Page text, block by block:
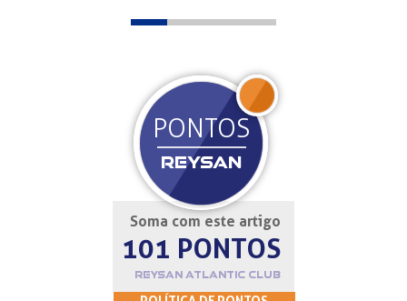
Soma com este artigo
101 PONTOS
REYSAN ATLANTIC CLUB
PONTOS
REYSAN
JOIN